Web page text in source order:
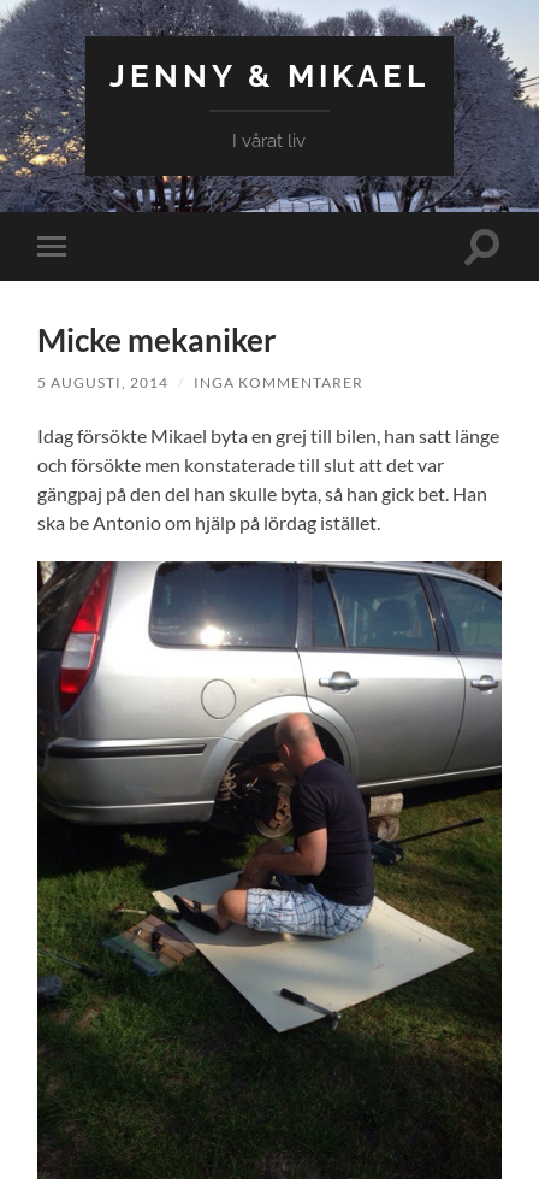
JENNY & MIKAEL
I vårat liv
Slå
på/av
Slå
Micke mekaniker
5 AUGUSTI, 2014 / INGA KOMMENTARER
Idag försökte Mikael byta en grej till bilen, han satt länge
och försökte men konstaterade till slut att det var
gängpaj på den del han skulle byta, så han gick bet. Han
ska be Antonio om hjälp på lördag istället.